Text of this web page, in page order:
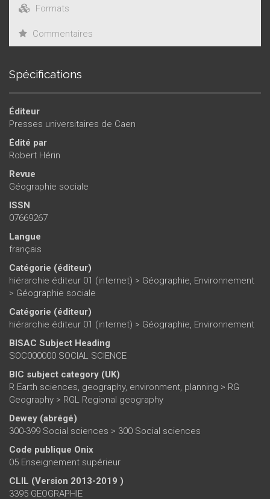
Formats
Commentaires
Spécifications
Éditeur
Presses universitaires de Caen
Édité par
Robert Hérin
Revue
Géographie sociale
ISSN
07669267
Langue
français
Catégorie (éditeur)
hiérarchie éditeur 01 (internet) > Géographie, Environnement
> Géographie sociale
Catégorie (éditeur)
hiérarchie éditeur 01 (internet) > Géographie, Environnement
BISAC Subject Heading
SOC000000 SOCIAL SCIENCE
BIC subject category (UK)
R Earth sciences, geography, environment, planning > RG
Geography > RGL Regional geography
Dewey (abrégé)
300-399 Social sciences > 300 Social sciences
Code publique Onix
05 Enseignement supérieur
CLIL (Version 2013-2019 )
3395 GEOGRAPHIE